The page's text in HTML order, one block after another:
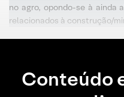
no agro, opondo-se à ainda
relacionados à construção/
Conteúdo